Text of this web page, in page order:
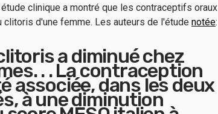
clinique a montré que les contraceptifs oraux
clitoris d'une femme. Les auteurs de l'étude notée:
a diminué chez
. . La contraception
associée, dans les deux
à une diminution